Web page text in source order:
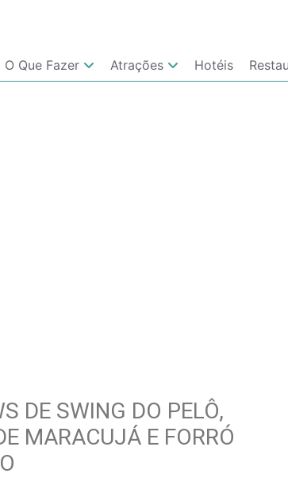
O Que Fazer Atrações Hotéis
DE SWING DO PELÔ,
MARACUJÁ E FORRÓ